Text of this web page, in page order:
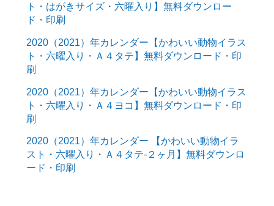
ト・はがきサイズ・六曜入り】無料ダウンロー
ド・印刷
2020（2021）年カレンダー【かわいい動物イラス
ト・六曜入り・Ａ４タテ】無料ダウンロード・印
刷
2020（2021）年カレンダー【かわいい動物イラス
ト・六曜入り・Ａ４ヨコ】無料ダウンロード・印
刷
2020（2021）年カレンダー 【かわいい動物イラ
スト・六曜入り・Ａ４タテ-２ヶ月】無料ダウンロ
ード・印刷